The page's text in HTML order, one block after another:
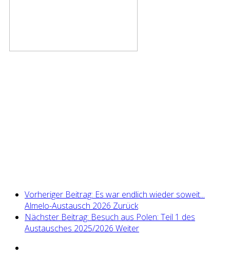
Vorheriger Beitrag: Es war endlich wieder soweit...
Almelo-Austausch 2026 Zurück
Nächster Beitrag: Besuch aus Polen: Teil 1 des
Austausches 2025/2026 Weiter